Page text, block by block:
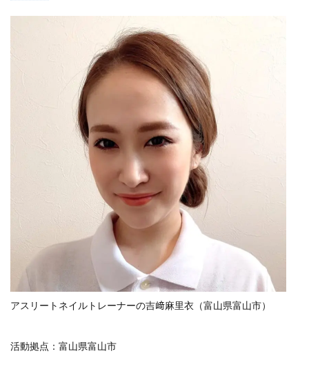
アスリートネイルトレーナーの吉﨑麻里衣（富山県富山市）
活動拠点：富山県富山市